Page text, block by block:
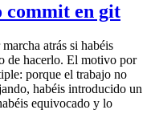
commit en git
atrás si habéis
de hacerlo. El motivo por
porque el trabajo no
habéis introducido un
equivocado y lo